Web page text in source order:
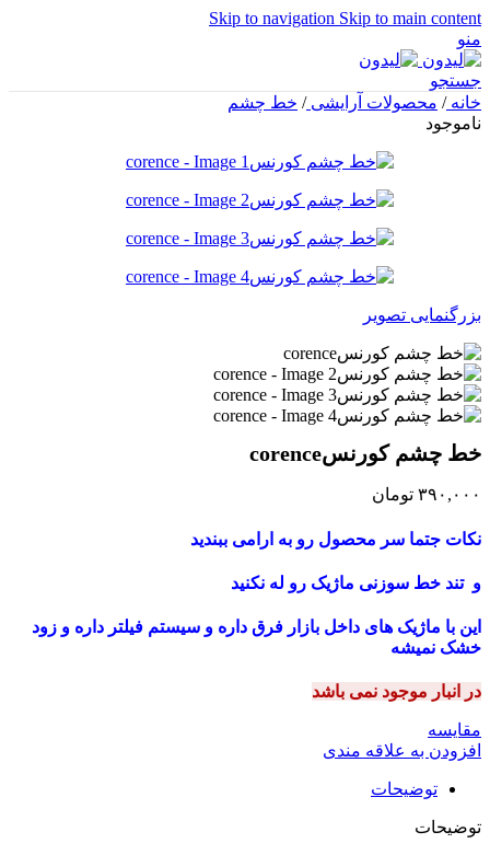
Skip to navigation Skip to main content
منو
جستجو
خانه/ محصولات آرایشی/ خط چشم
ناموجود
بزرگنمایی تصویر
خط چشم کورنسcorence
۳۹۰,۰۰۰ تومان
نکات جتما سر محصول رو به ارامی ببندید
و تند خط سوزنی ماژیک رو له نکنید
این با ماژیک های داخل بازار فرق داره و سیستم فیلتر داره و زود
خشک نمیشه
در انبار موجود نمی باشد
مقایسه
افزودن به علاقه مندی
توضیحات
توضیحات